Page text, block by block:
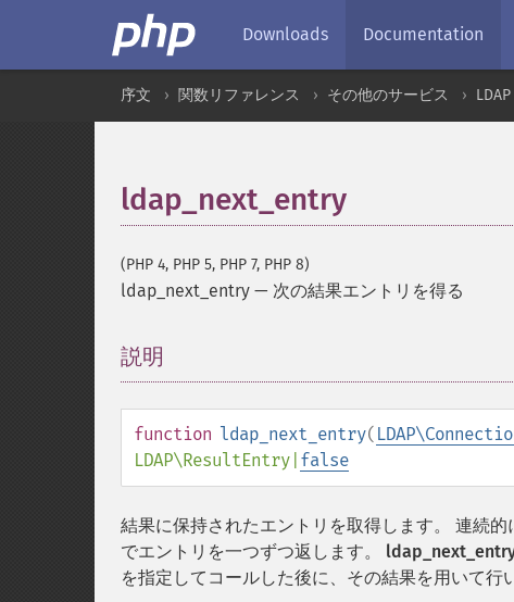
Downloads Documentation
序文 関数リファレンス その他のサービス LDAP
ldap_next_entry
(PHP 4, PHP 5, PHP 7, PHP 8)
ldap_next_entry — 次の結果エントリを得る
説明
function ldap_next_entry(
LDAP\ResultEntry false
結果に保持されたエントリを取得します。 連続的
でエントリを一つずつ返します。
を指定してコールした後に、その結果を用いて行